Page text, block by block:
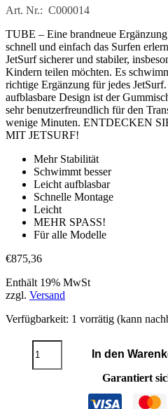
Art. Nr.: C000014
TUBE – Eine brandneue
schnell und einfach das Surfen
JetSurf sicherer und stabiler,
Kindern teilen möchten. Es
richtige Ergänzung für jedes
aufblasbare Design ist der
sehr benutzerfreundlich für den
wenige Minuten. ENTDECKEN
MIT JETSURF!
Mehr Stabilität
Schwimmt besser
Leicht aufblasbar
Schnelle Montage
Leicht
MEHR SPASS!
Für alle Modelle
€875,36
Enthält 19% MwSt
zzgl. Versand
Verfügbarkeit: 1 vorrätig (kann
JETSURF®
Menge
In den
Garantiert